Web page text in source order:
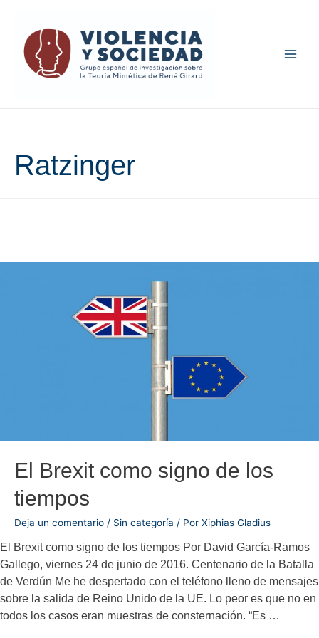
Ratzinger
El Brexit como signo de los
tiempos
Deja un comentario / Sin categoría / Por Xiphias Gladius
El Brexit como signo de los tiempos Por David García-Ramos
Gallego, viernes 24 de junio de 2016. Centenario de la Batalla
de Verdún Me he despertado con el teléfono lleno de mensajes
sobre la salida de Reino Unido de la UE. Lo peor es que no en
todos los casos eran muestras de consternación. “Es …